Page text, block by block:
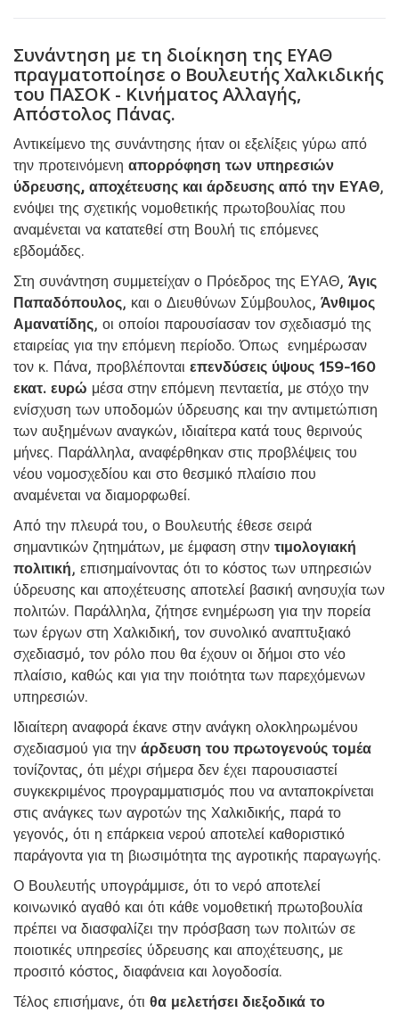
Συνάντηση με τη διοίκηση της ΕΥΑΘ
πραγματοποίησε ο Βουλευτής Χαλκιδικής
του ΠΑΣΟΚ - Κινήματος Αλλαγής,
Απόστολος Πάνας.
Αντικείμενο της συνάντησης ήταν οι εξελίξεις γύρω από
την προτεινόμενη απορρόφηση των υπηρεσιών
ύδρευσης, αποχέτευσης και άρδευσης από την ΕΥΑΘ,
ενόψει της σχετικής νομοθετικής πρωτοβουλίας που
αναμένεται να κατατεθεί στη Βουλή τις επόμενες
εβδομάδες.
Στη συνάντηση συμμετείχαν ο Πρόεδρος της ΕΥΑΘ, Άγις
Παπαδόπουλος, και ο Διευθύνων Σύμβουλος, Άνθιμος
Αμανατίδης, οι οποίοι παρουσίασαν τον σχεδιασμό της
εταιρείας για την επόμενη περίοδο. Όπως ενημέρωσαν
τον κ. Πάνα, προβλέπονται επενδύσεις ύψους 159-160
εκατ. ευρώ μέσα στην επόμενη πενταετία, με στόχο την
ενίσχυση των υποδομών ύδρευσης και την αντιμετώπιση
των αυξημένων αναγκών, ιδιαίτερα κατά τους θερινούς
μήνες. Παράλληλα, αναφέρθηκαν στις προβλέψεις του
νέου νομοσχεδίου και στο θεσμικό πλαίσιο που
αναμένεται να διαμορφωθεί.
Από την πλευρά του, ο Βουλευτής έθεσε σειρά
σημαντικών ζητημάτων, με έμφαση στην τιμολογιακή
πολιτική, επισημαίνοντας ότι το κόστος των υπηρεσιών
ύδρευσης και αποχέτευσης αποτελεί βασική ανησυχία των
πολιτών. Παράλληλα, ζήτησε ενημέρωση για την πορεία
των έργων στη Χαλκιδική, τον συνολικό αναπτυξιακό
σχεδιασμό, τον ρόλο που θα έχουν οι δήμοι στο νέο
πλαίσιο, καθώς και για την ποιότητα των παρεχόμενων
υπηρεσιών.
Ιδιαίτερη αναφορά έκανε στην ανάγκη ολοκληρωμένου
σχεδιασμού για την άρδευση του πρωτογενούς τομέα
τονίζοντας, ότι μέχρι σήμερα δεν έχει παρουσιαστεί
συγκεκριμένος προγραμματισμός που να ανταποκρίνεται
στις ανάγκες των αγροτών της Χαλκιδικής, παρά το
γεγονός, ότι η επάρκεια νερού αποτελεί καθοριστικό
παράγοντα για τη βιωσιμότητα της αγροτικής παραγωγής.
Ο Βουλευτής υπογράμμισε, ότι το νερό αποτελεί
κοινωνικό αγαθό και ότι κάθε νομοθετική πρωτοβουλία
πρέπει να διασφαλίζει την πρόσβαση των πολιτών σε
ποιοτικές υπηρεσίες ύδρευσης και αποχέτευσης, με
προσιτό κόστος, διαφάνεια και λογοδοσία.
Τέλος επισήμανε, ότι θα μελετήσει διεξοδικά το